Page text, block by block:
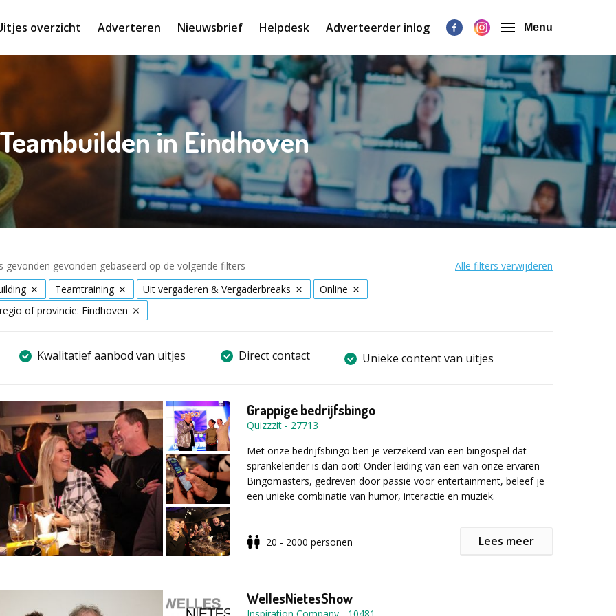
overzicht Adverteren Nieuwsbrief Helpdesk Adverteerder inlog Menu
in Eindhoven
gevonden gevonden gebaseerd op de volgende filters
Alle filters verwijderen
Teamtraining Uit vergaderen & Vergaderbreaks
Online
of provincie: Eindhoven
Kwalitatief aanbod van uitjes Direct contact Unieke content van uitjes
Grappige bedrijfsbingo
Quizzzit - 27713
Met onze bedrijfsbingo ben je verzekerd van een bingospel dat
sprankelender is dan ooit! Onder leiding van een van onze ervaren
Bingomasters, gedreven door passie voor entertainment, beleef je
een unieke combinatie van humor, interactie en muziek.
We brengen een frisse wind in de wereld van bingokaarten. Geen
BINGO-kaart. Teams strijden in drie rondes: eerst één rij, daarna
twee en tot slot de volle kaart.
20 - 2000 personen Lees meer
WellesNietesShow